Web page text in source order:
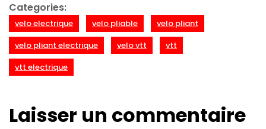
Categories:
velo electrique velo pliable
velo pliant
velo pliant electrique
velo vtt
vtt
vtt electrique
Laisser un commentaire